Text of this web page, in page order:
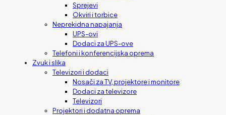
Sprejevi
Okviri i torbice
Neprekidna napajanja
UPS-ovi
Dodaci za UPS-ove
Telefoni i konferencijska oprema
Zvuk i slika
Televizori i dodaci
Nosači za TV, projektore i monitore
Dodaci za televizore
Televizori
Projektori i dodatna oprema